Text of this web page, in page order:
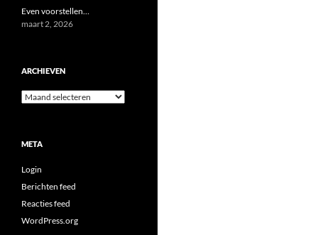
Even voorstellen…
maart 2, 2026
ARCHIEVEN
Archieven
META
Login
Berichten feed
Reacties feed
WordPress.org